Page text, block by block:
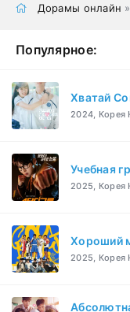
Дорамы онлайн »
Популярное:
Хватай
2024, Корея
Учебная
2025, Корея
Хороший
2025, Корея